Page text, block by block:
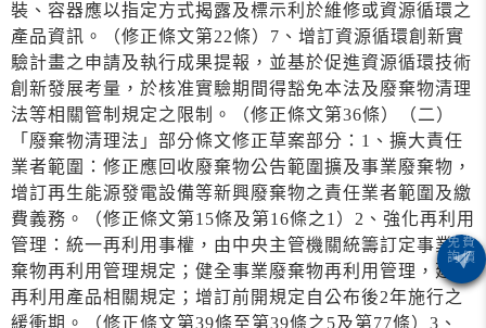
裝、容器應以指定方式揭露及標示利於維修或資源循環之
產品資訊。（修正條文第22條）7、增訂資源循環創新實
驗計畫之申請及執行成果提報，並基於促進資源循環技術
創新發展考量，於核准實驗期間得豁免本法及廢棄物清理
法等相關管制規定之限制。（修正條文第36條）（二）
「廢棄物清理法」部分條文修正草案部分：1、擴大責任
業者範圍：修正應回收廢棄物公告範圍擴及事業廢棄物，
增訂再生能源發電設備等新興廢棄物之責任業者範圍及繳
費義務。（修正條文第15條及第16條之1）2、強化再利用
管理：統一再利用事權，由中央主管機關統籌訂定事業廢
棄物再利用管理規定；健全事業廢棄物再利用管理，建立
再利用產品相關規定；增訂前開規定自公布後2年施行之
緩衝期。（修正條文第39條至第39條之5及第77條）3、